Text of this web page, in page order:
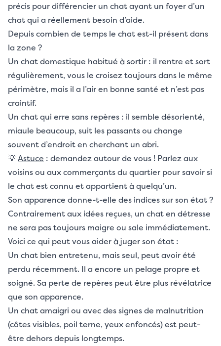
précis pour différencier un chat ayant un foyer d’un
chat qui a réellement besoin d’aide.
Depuis combien de temps le chat est-il présent dans
la zone ?
Un chat domestique habitué à sortir : il rentre et sort
régulièrement, vous le croisez toujours dans le même
périmètre, mais il a l’air en bonne santé et n’est pas
craintif.
Un chat qui erre sans repères : il semble désorienté,
miaule beaucoup, suit les passants ou change
souvent d’endroit en cherchant un abri.
💡Astuce : demandez autour de vous ! Parlez aux
voisins ou aux commerçants du quartier pour savoir si
le chat est connu et appartient à quelqu’un.
Son apparence donne-t-elle des indices sur son état ?
Contrairement aux idées reçues, un chat en détresse
ne sera pas toujours maigre ou sale immédiatement.
Voici ce qui peut vous aider à juger son état :
Un chat bien entretenu, mais seul, peut avoir été
perdu récemment. Il a encore un pelage propre et
soigné. Sa perte de repères peut être plus révélatrice
que son apparence.
Un chat amaigri ou avec des signes de malnutrition
(côtes visibles, poil terne, yeux enfoncés) est peut-
être dehors depuis longtemps.